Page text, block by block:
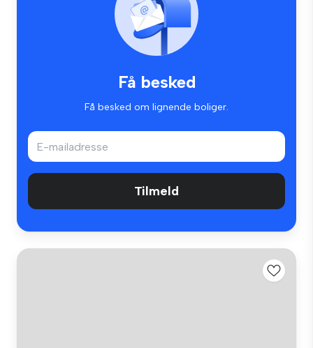
Få besked
Få besked om lignende boliger.
Tilmeld